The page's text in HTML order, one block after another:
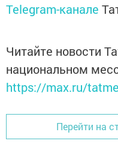
Telegram-канале
Читайте новости
национальном
https://max.ru/
Перейти на